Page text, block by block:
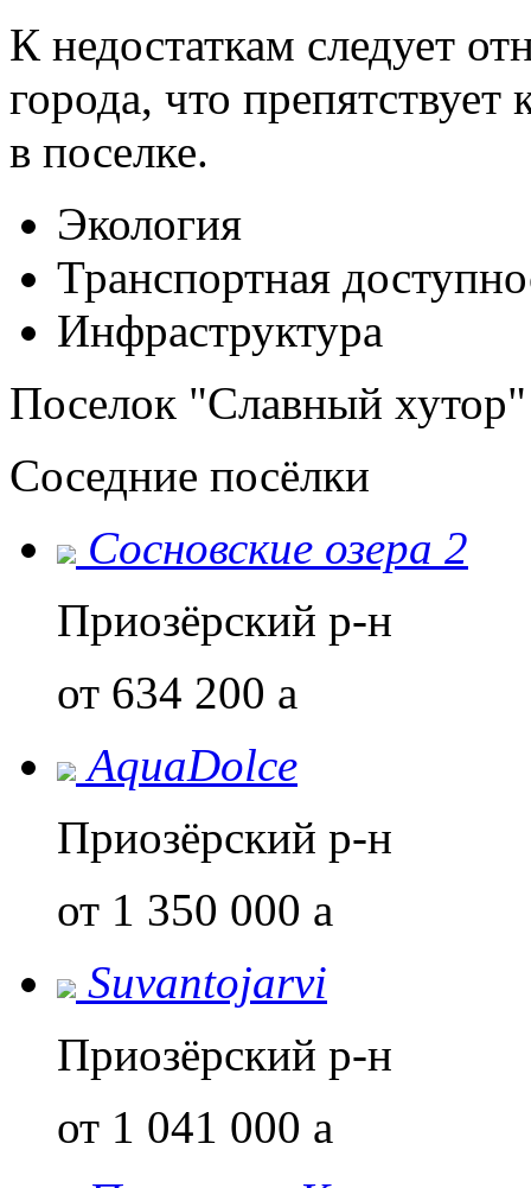
К недостаткам следует
города, что
в поселке.
Экология
Транспортная
Инфраструктура
Поселок "Славный хутор"
Соседние посёлки
Сосновские озера 2
Приозёрский р-н
от 634 200 a
AquaDolce
Приозёрский р-н
от 1 350 000 a
Suvantojarvi
Приозёрский р-н
от 1 041 000 a